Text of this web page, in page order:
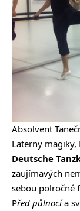
Absolvent
Laterny
Deutsche
zaujímavých
sebou polročné
Před půlnocía